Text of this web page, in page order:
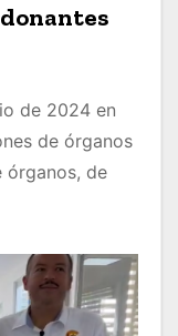
de 2024 en
de órganos
órganos, de